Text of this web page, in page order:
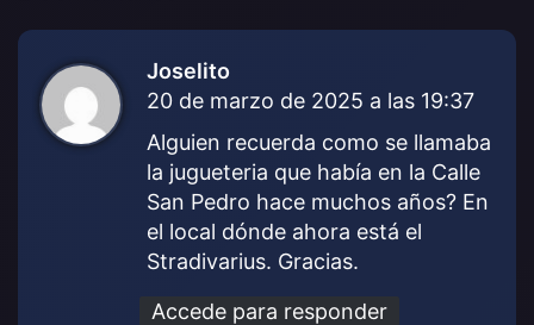
Joselito
i
20 de marzo de 2025 a las 19:37
Alguien recuerda como se llamaba
la jugueteria que había en la Calle
San Pedro hace muchos años? En
el local dónde ahora está el
Stradivarius. Gracias.
Accede para responder